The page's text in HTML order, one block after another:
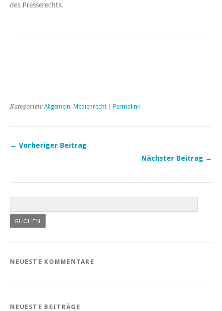
des Presserechts.
Kategorien: Allgemein, Medienrecht Permalink
← Vorheriger Beitrag
Nächster Beitrag →
NEUESTE KOMMENTARE
NEUESTE BEITRÄGE